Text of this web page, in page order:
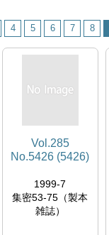
4 5 6 7 8
Vol.285
No.5426 (5426)
1999-7
集密53-75（製本
雑誌）